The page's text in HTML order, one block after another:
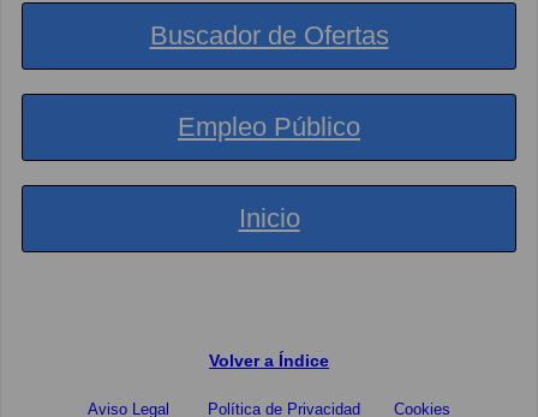
Buscador de Ofertas
Empleo Público
Inicio
Volver a Índice
Aviso Legal Política de Privacidad Cookies